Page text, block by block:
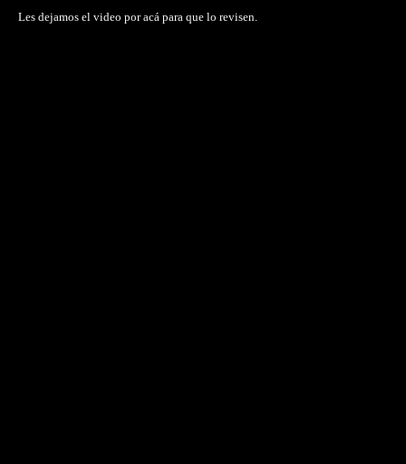
Les dejamos el video por acá para que lo revisen.